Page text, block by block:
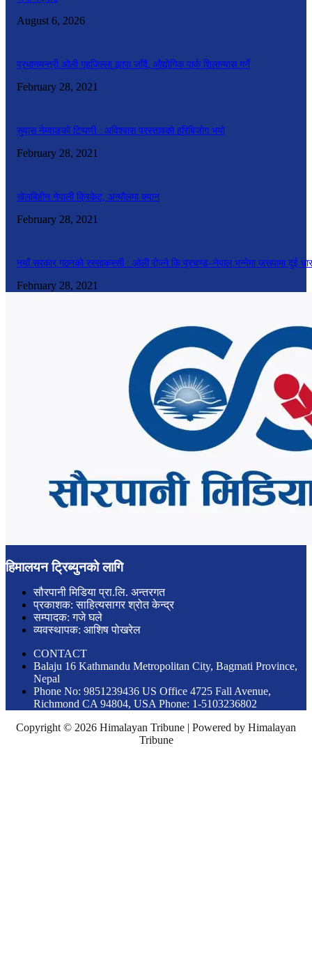
August 6, 2026
प्रधानमन्त्री ओली गृहजिल्ला झापा जाँदै, औद्योगिक पार्क शिलान्यास गर्ने
February 28, 2021
सुवास नेम्वाङको टिप्पणी : अविश्वास प्रस्तावको हरिबिजोग भयो
February 28, 2021
खेलबिहीन नेपाली क्रिकेट, अन्यौलमा क्यान
February 28, 2021
नयाँ सरकार गठनको रस्साकस्सी : ओली रोज्ने कि प्रचण्ड–नेपाल भन्नेमा जसपामा दुई धार
February 28, 2021
हिमालयन ट्रिब्युनको लागि
सौरपानी मिडिया प्रा.लि. अन्तरगत
प्रकाशक: साहित्यसागर श्रोत केन्द्र
सम्पादक: गजे घले
व्यवस्थापक: आशिष पोखरेल
CONTACT
Balaju 16 Kathmandu Metropolitan City, Bagmati Province,
Nepal
Phone No: 9851239436 US Office 4725 Fall Avenue,
Richmond CA 94804, USA Phone: 1-5103236802
Copyright © 2026 Himalayan Tribune | Powered by Himalayan
Tribune